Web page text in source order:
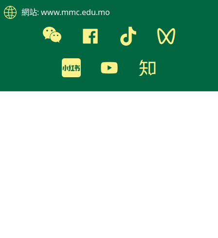
網站: www.mmc.edu.mo